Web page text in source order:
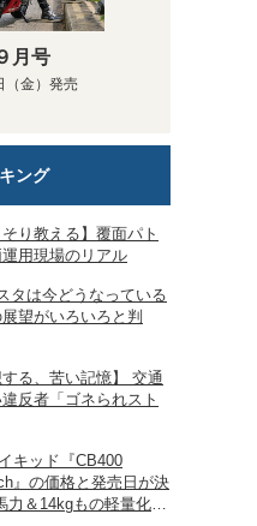
月号
（金）発売
ング
り教える】覆面パト
用現場のリアル
タは今どうなっている
望がいろいろと判
する、苦い記憶】 交通
反者「ゴネられスト
キッド『CB400
』の価格と発売日が決
＆14kgもの軽量化!?